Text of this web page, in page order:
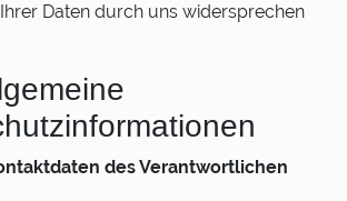
Daten durch uns widersprechen
des Verantwortlichen